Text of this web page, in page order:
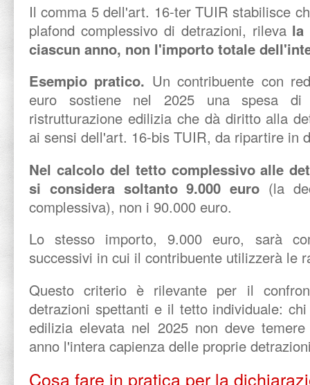
Il comma 5 dell'art. 16-ter TUIR stabilisce
plafond complessivo di detrazioni, rileva la
ciascun anno, non l'importo totale
Esempio pratico. Un contribuente con
euro sostiene nel 2025 una spesa
ristrutturazione edilizia che dà diritto alla
ai sensi dell'art. 16-bis TUIR, da ripartire in
Nel calcolo del tetto complessivo alle
si considera soltanto 9.000 euro (la
complessiva), non i 90.000 euro.
Lo stesso importo, 9.000 euro, sarà
successivi in cui il contribuente utilizzerà le
Questo criterio è rilevante per il
detrazioni spettanti e il tetto individuale:
edilizia elevata nel 2025 non deve
anno l'intera capienza delle proprie
Cosa fare in pratica per la